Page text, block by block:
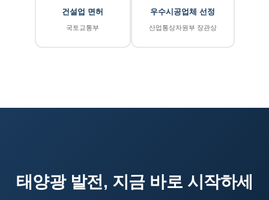
건설업 면허
국토교통부
우수시공업체 선정
산업통상자원부 장관상
태양광 발전, 지금 바로 시작하세